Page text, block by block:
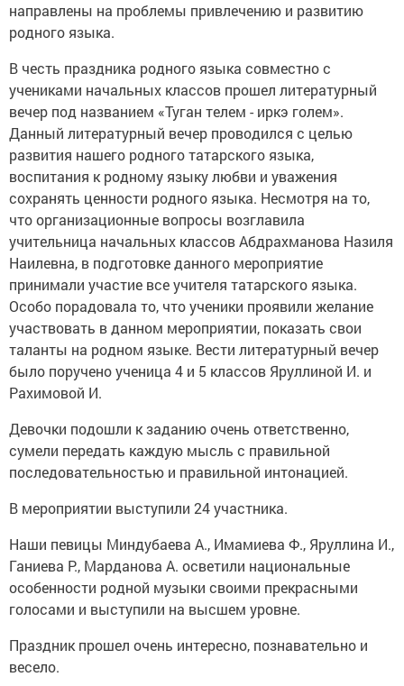
направлены на проблемы привлечению и развитию
родного языка.
В честь праздника родного языка совместно с
учениками начальных классов прошел литературный
вечер под названием «Туган телем - иркэ голем».
Данный литературный вечер проводился с целью
развития нашего родного татарского языка,
воспитания к родному языку любви и уважения
сохранять ценности родного языка. Несмотря на то,
что организационные вопросы возглавила
учительница начальных классов Абдрахманова Назиля
Наилевна, в подготовке данного мероприятие
принимали участие все учителя татарского языка.
Особо порадовала то, что ученики проявили желание
участвовать в данном мероприятии, показать свои
таланты на родном языке. Вести литературный вечер
было поручено ученица 4 и 5 классов Яруллиной И. и
Рахимовой И.
Девочки подошли к заданию очень ответственно,
сумели передать каждую мысль с правильной
последовательностью и правильной интонацией.
В мероприятии выступили 24 участника.
Наши певицы Миндубаева А., Имамиева Ф., Яруллина И.,
Ганиева Р., Марданова А. осветили национальные
особенности родной музыки своими прекрасными
голосами и выступили на высшем уровне.
Праздник прошел очень интересно, познавательно и
весело.